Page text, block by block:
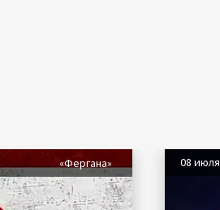
«Фергана» 08 июля